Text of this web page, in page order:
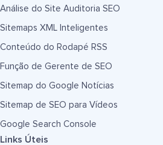
Análise do Site Auditoria SEO
Sitemaps XML Inteligentes
Conteúdo do Rodapé RSS
Função de Gerente de SEO
Sitemap do Google Notícias
Sitemap de SEO para Vídeos
Google Search Console
Links Úteis